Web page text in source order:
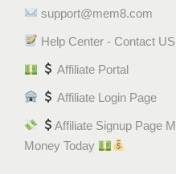
support@mem8.com
Help Center - Contact US
Affiliate Portal
Affiliate Login Page
Affiliate Signup Page
Money Today